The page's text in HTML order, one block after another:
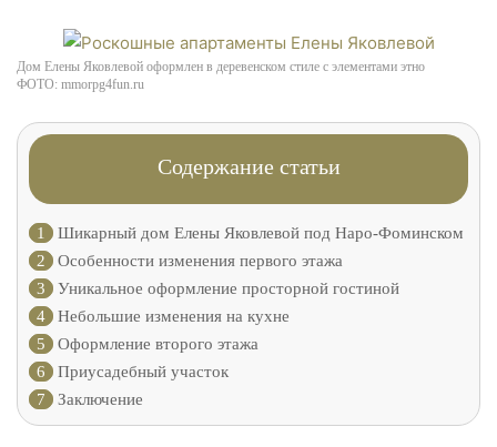
Дом Елены Яковлевой оформлен в деревенском стиле с элементами этно
ФОТО: mmorpg4fun.ru
Содержание статьи
1
Шикарный дом Елены Яковлевой под Наро-Фоминском
2
Особенности изменения первого этажа
3
Уникальное оформление просторной гостиной
4
Небольшие изменения на кухне
5
Оформление второго этажа
6
Приусадебный участок
7
Заключение